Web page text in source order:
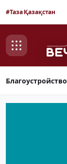
#Таза Қазақстан
Благоустройство